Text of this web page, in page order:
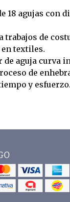
18 agujas con
trabajos de
textiles.
de aguja curva
de
y esfuerzo.